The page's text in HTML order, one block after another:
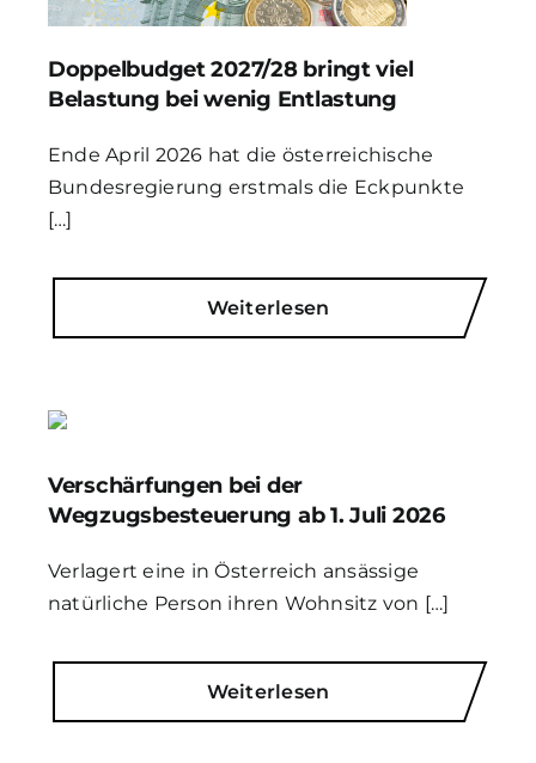
Doppelbudget 2027/28 bringt viel
Belastung bei wenig Entlastung
Ende April 2026 hat die österreichische
Bundesregierung erstmals die Eckpunkte
[…]
Weiterlesen
Verschärfungen bei der
Wegzugsbesteuerung ab 1. Juli 2026
Verlagert eine in Österreich ansässige
natürliche Person ihren Wohnsitz von […]
Weiterlesen